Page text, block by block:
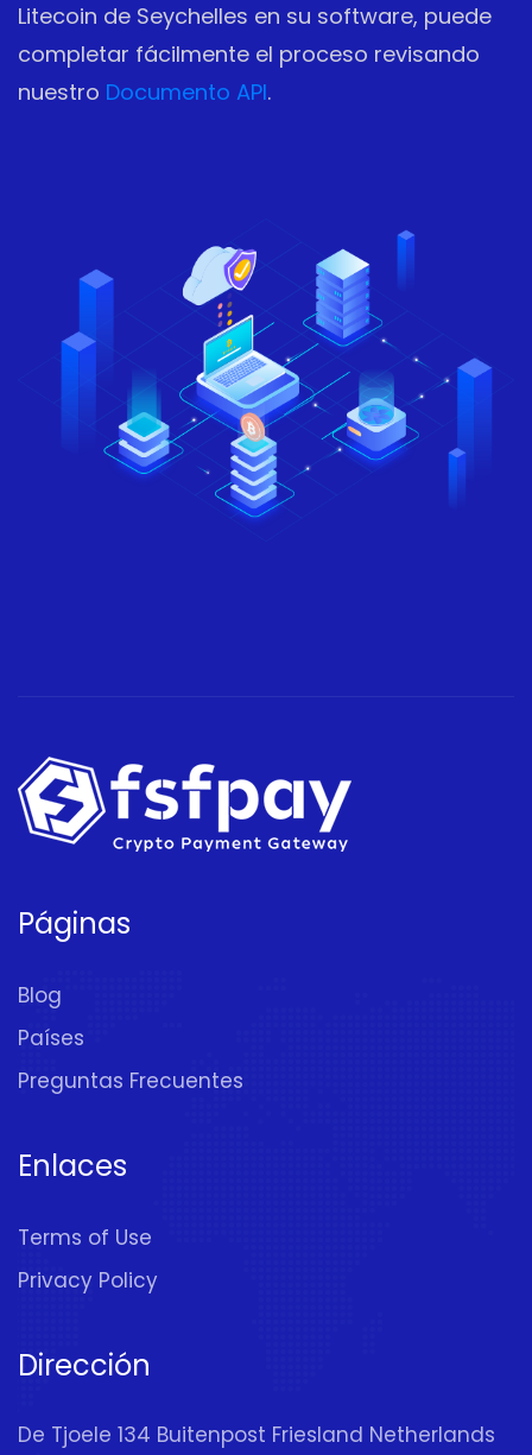
Litecoin de Seychelles en su software, puede
completar fácilmente el proceso revisando
nuestro Documento API.
Páginas
Blog
Países
Preguntas Frecuentes
Enlaces
Terms of Use
Privacy Policy
Dirección
De Tjoele 134 Buitenpost Friesland Netherlands